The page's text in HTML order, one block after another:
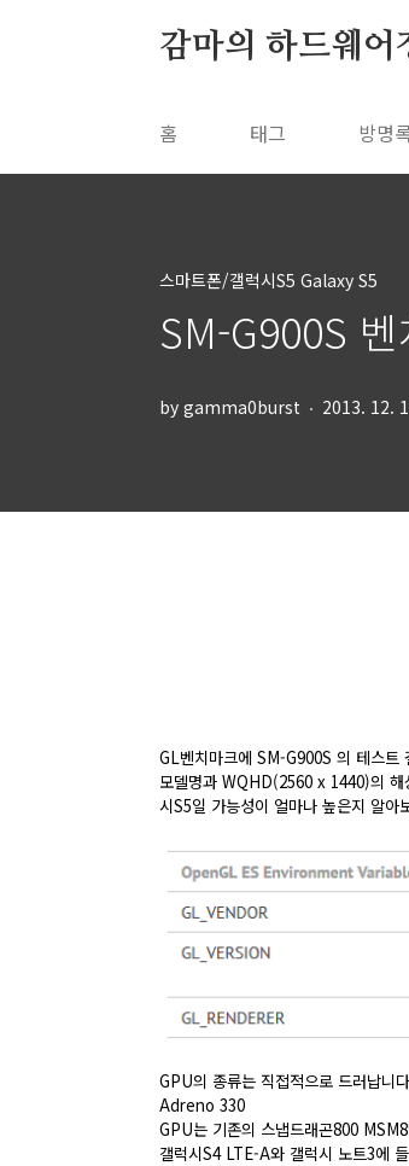
감마의 하드웨어
홈 태그 방명
스마트폰/갤럭시S5 Galaxy S5
SM-G900S
by gamma0burst 2013. 12.
GL벤치마크에 SM-G900S 의 테스트
모델명과 WQHD(2560 x 1440)의 해
시S5일 가능성이 얼마나 높은지 알아
GPU의 종류는 직접적으로 드러납니
Adreno 330
GPU는 기존의 스냅드래곤800
갤럭시S4 LTE-A와 갤럭시 노트3에